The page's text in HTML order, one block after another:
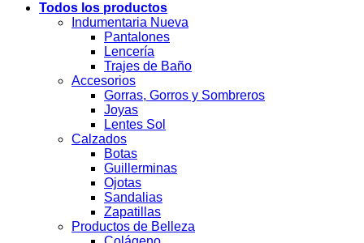
Todos los productos
Indumentaria Nueva
Pantalones
Lencería
Trajes de Baño
Accesorios
Gorras, Gorros y Sombreros
Joyas
Lentes Sol
Calzados
Botas
Guillerminas
Ojotas
Sandalias
Zapatillas
Productos de Belleza